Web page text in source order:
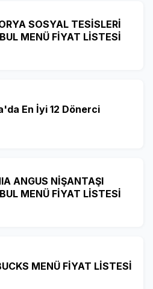
SOSYAL TESİSLERİ
MENÜ FİYAT LİSTESİ
En İyi 12 Dönerci
ANGUS NİŞANTAŞI
MENÜ FİYAT LİSTESİ
MENÜ FİYAT LİSTESİ